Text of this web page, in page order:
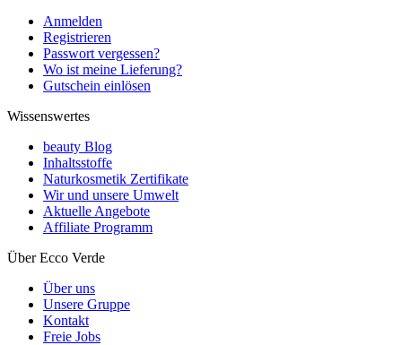
Anmelden
Registrieren
Passwort vergessen?
Wo ist meine Lieferung?
Gutschein einlösen
Wissenswertes
beauty Blog
Inhaltsstoffe
Naturkosmetik Zertifikate
Wir und unsere Umwelt
Aktuelle Angebote
Affiliate Programm
Über Ecco Verde
Über uns
Unsere Gruppe
Kontakt
Freie Jobs